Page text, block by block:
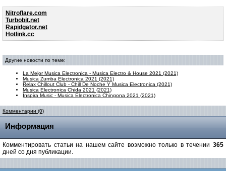
Nitroflare.com
Turbobit.net
Rapidgator.net
Hotlink.cc
Другие новости по теме:
La Mejor Musica Electronica - Musica Electro & House 2021 (2021)
Musica Zumba Electronica 2021 (2021)
Relax Chillout Club - Chill De Noche Y Musica Electronica (2021)
Musica Electronica Chida 2021 (2021)
Inspira Music - Musica Electronica Chingona 2021 (2021)
Комментарии (0)
Информация
Комментировать статьи на нашем сайте возможно только в течении 365
дней со дня публикации.